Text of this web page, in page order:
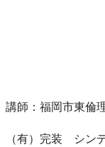
講師：福岡市東
（有）完装 シン